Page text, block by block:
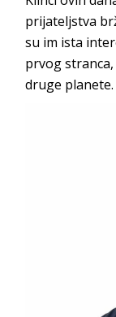
prijateljstva
su im ista
prvog
druge planete.